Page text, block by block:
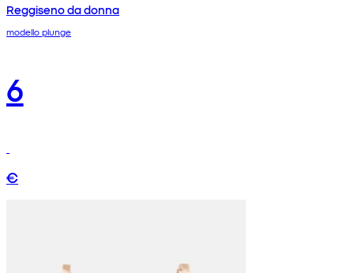
Reggiseno da donna
modello plunge
6
€